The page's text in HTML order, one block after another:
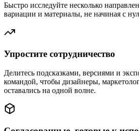
Быстро исследуйте несколько
вариации и материалы, не начиная с
Упростите сотрудничество
Делитесь подсказками, версиями и
командой, чтобы дизайнеры,
оставались на одной волне.